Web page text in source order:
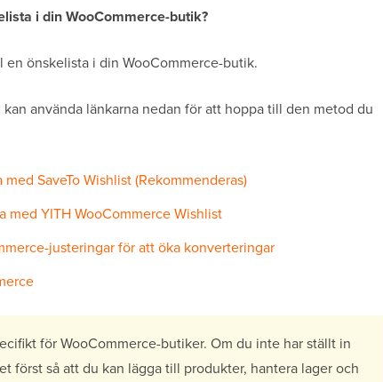
i din WooCommerce-butik?
önskelista i din WooCommerce-butik.
använda länkarna nedan för att hoppa till den metod du
SaveTo Wishlist (Rekommenderas)
med YITH WooCommerce Wishlist
justeringar för att öka konverteringar
för WooCommerce-butiker. Om du inte har ställt in
först så att du kan lägga till produkter, hantera lager och